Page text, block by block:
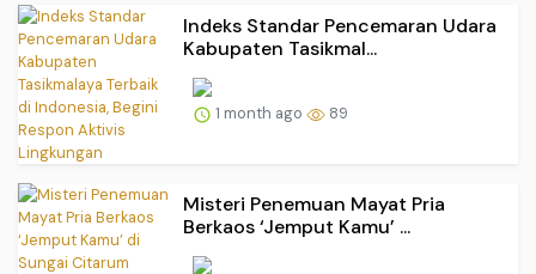
Indeks Standar Pencemaran Udara
Kabupaten Tasikmal...
1 month ago 89
Misteri Penemuan Mayat Pria
Berkaos ‘Jemput Kamu’ ...